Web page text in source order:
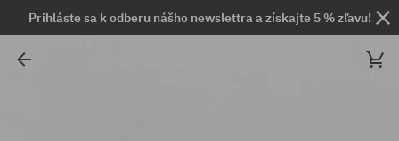
Prihláste sa k odberu nášho newslettra a získajte 5 % zľavu!